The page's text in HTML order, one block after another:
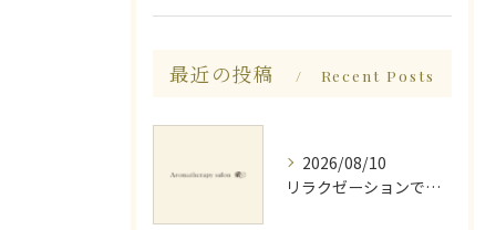
最近の投稿 Recent Posts
2026/08/10
リラクゼーションで探る生と死の意味と生まれ変わり